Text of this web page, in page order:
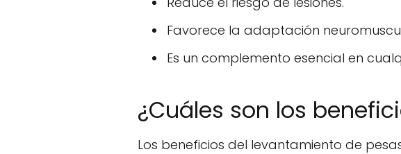
Favorece la adaptación
Es un complemento esencial en
¿Cuáles son los
Los beneficios del levantamiento de